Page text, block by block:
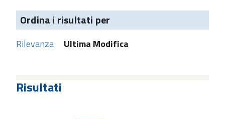
Ordina i risultati per
Rilevanza Ultima Modifica
Risultati